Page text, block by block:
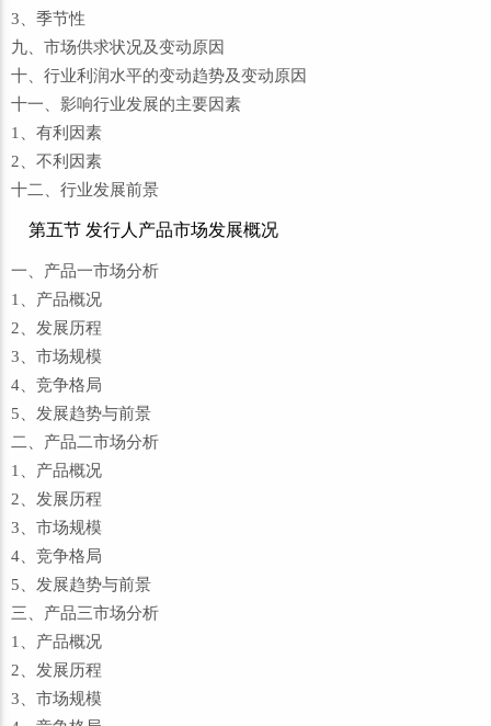
3、季节性
九、市场供求状况及变动原因
十、行业利润水平的变动趋势及变动原因
十一、影响行业发展的主要因素
1、有利因素
2、不利因素
十二、行业发展前景
第五节 发行人产品市场发展概况
一、产品一市场分析
1、产品概况
2、发展历程
3、市场规模
4、竞争格局
5、发展趋势与前景
二、产品二市场分析
1、产品概况
2、发展历程
3、市场规模
4、竞争格局
5、发展趋势与前景
三、产品三市场分析
1、产品概况
2、发展历程
3、市场规模